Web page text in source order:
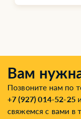
Вам
Позвоните нам по
+7 (927) 014-52-25
свяжемся с вами в